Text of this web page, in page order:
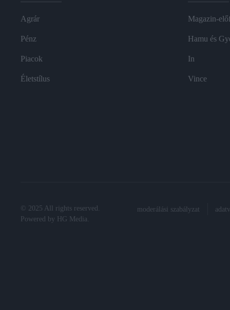
Agrár
Pénz
Piacok
Életstílus
Magazin-
Hamu és
In
Vince
© 2025 All rights reserved.
Powered by
HG Media.
moderálási szabályzat